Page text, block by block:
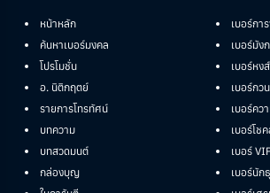
หน้าหลัก
ค้นหาเบอร์มงคล
โปรโมชั่น
อ. นิติกฤตย์
รายการโทรทัศน์
บทความ
บทสวดมนต์
กล่องบุญ
เบอร์กา
เบอร์มัง
เบอร์หงส์
เบอร์กว
เบอร์คว
เบอร์โช
เบอร์
เบอร์นัก